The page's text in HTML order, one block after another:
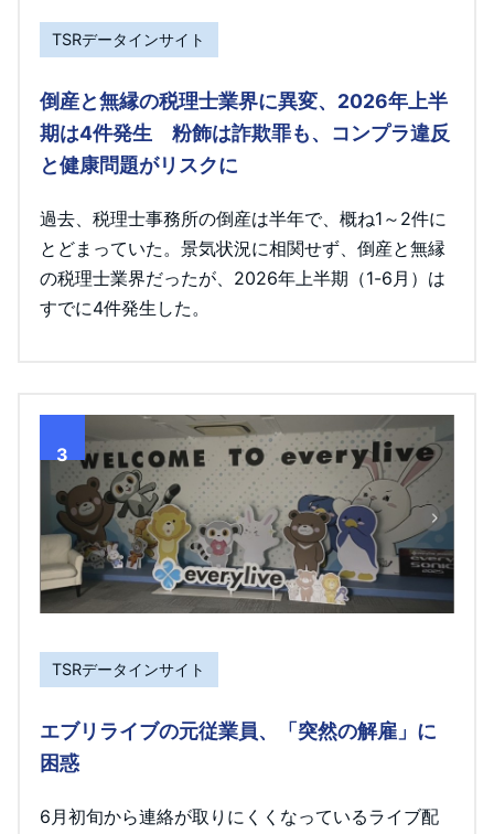
TSRデータインサイト
倒産と無縁の税理士業界に異変、2026年上半
期は4件発生 粉飾は詐欺罪も、コンプラ違反
と健康問題がリスクに
過去、税理士事務所の倒産は半年で、概ね1～2件に
とどまっていた。景気状況に相関せず、倒産と無縁
の税理士業界だったが、2026年上半期（1-6月）は
すでに4件発生した。
3
TSRデータインサイト
エブリライブの元従業員、「突然の解雇」に
困惑
6月初旬から連絡が取りにくくなっているライブ配